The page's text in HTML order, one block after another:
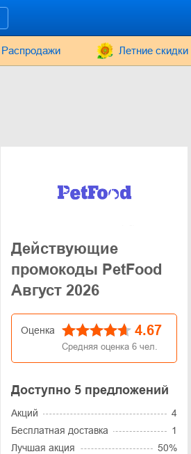
Распродажи Летние скидки
Действующие
промокоды PetFood
Август 2026
Оценка 4.67
Средняя оценка 6 чел.
Доступно 5 предложений
Акций
4
Бесплатная доставка
1
Лучшая акция
50%